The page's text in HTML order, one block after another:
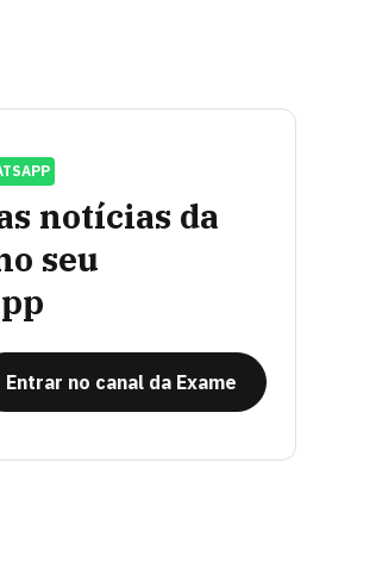
notícias da
seu
Entrar no canal da Exame